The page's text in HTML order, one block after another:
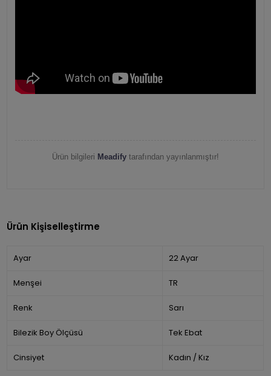
Ürün bilgileri Meadify tarafından yayınlanmıştır!
Ürün Kişiselleştirme
Ayar 22 Ayar
Menşei TR
Renk Sarı
Bilezik Boy Ölçüsü Tek Ebat
Cinsiyet Kadın / Kız